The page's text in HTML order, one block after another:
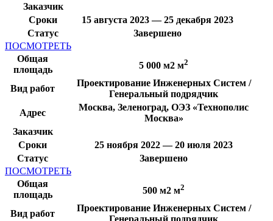
Заказчик
Сроки
15 августа 2023 — 25 декабря 2023
Статус
Завершено
ПОСМОТРЕТЬ
Общая
площадь
5 000 м2 м2
Вид работ
Проектирование Инженерных Систем /
Генеральный подрядчик
Адрес
Москва, Зеленоград, ОЭЗ «Технополис
Москва»
Заказчик
Сроки
25 ноября 2022 — 20 июля 2023
Статус
Завершено
ПОСМОТРЕТЬ
Общая
площадь
500 м2 м2
Вид работ
Проектирование Инженерных Систем /
Генеральный подрядчик